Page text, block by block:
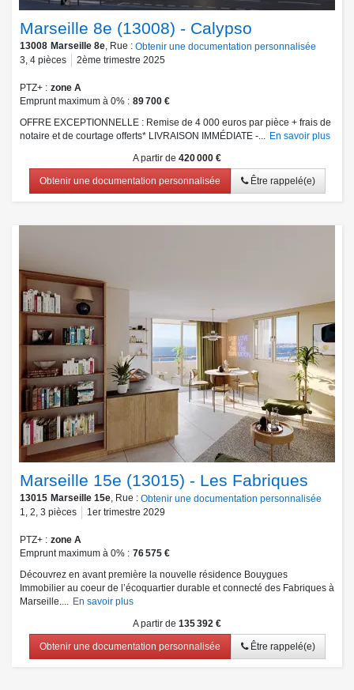
Marseille 8e (13008) - Calypso
13008 Marseille 8e , Rue : Obtenir une documentation personnalisée
3 4 pièces 2ème trimestre 2025
PTZ+
zone A
Emprunt maximum à 0%
89 700 €
OFFRE EXCEPTIONNELLE : Remise de 4 000 euros par pièce + frais de
notaire et de courtage offerts* LIVRAISON IMMÉDIATE -...
En savoir plus
A partir de 420 000 €
Obtenir une documentation personnalisée Être rappelé(e)
Marseille 15e (13015) - Les Fabriques
13015 Marseille 15e , Rue : Obtenir une documentation personnalisée
1
2 3 pièces 1er trimestre 2029
PTZ+
zone A
Emprunt maximum à 0%
76 575 €
Découvrez en avant première la nouvelle résidence Bouygues
Immobilier au coeur de l’écoquartier durable et connecté des Fabriques à
Marseille....
En savoir plus
A partir de 135 392 €
Obtenir une documentation personnalisée Être rappelé(e)